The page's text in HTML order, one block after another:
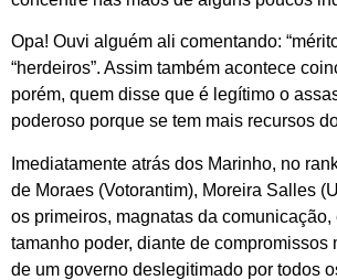
Opa! Ouvi alguém ali comentando:
“herdeiros”. Assim também acontece
porém, quem disse que é legítimo o
poderoso porque se tem mais recursos
Imediatamente atrás dos Marinho, no
de Moraes (Votorantim), Moreira Salles
os primeiros, magnatas da
tamanho poder, diante de
de um governo deslegitimado por todos